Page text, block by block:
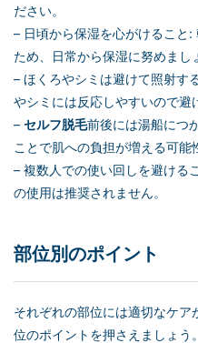
ださい。
– 日頃から保湿を心がけること
ため、日常から保湿に努めまし
– ほくろやシミは避けて照射す
やシミには反応しやすいので避
– セルフ脱毛前後には湯船につ
ことで肌への負担が増える可能
– 複数人での使い回しを避ける
の使用は推奨されません。
部位別のポイント
それぞれの部位には適切なケ
位のポイントを押さえましょう。